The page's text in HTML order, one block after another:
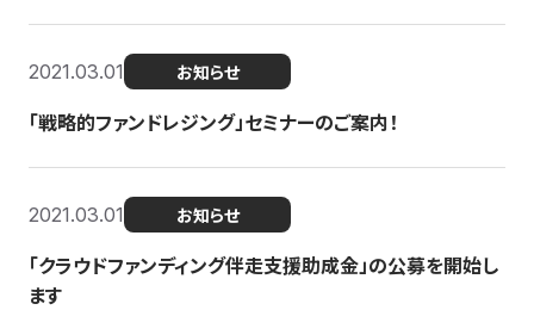
2021.03.01 お知らせ
「戦略的ファンドレジング」セミナーのご案内！
2021.03.01 お知らせ
「クラウドファンディング伴走支援助成金」の公募を開始し
ます